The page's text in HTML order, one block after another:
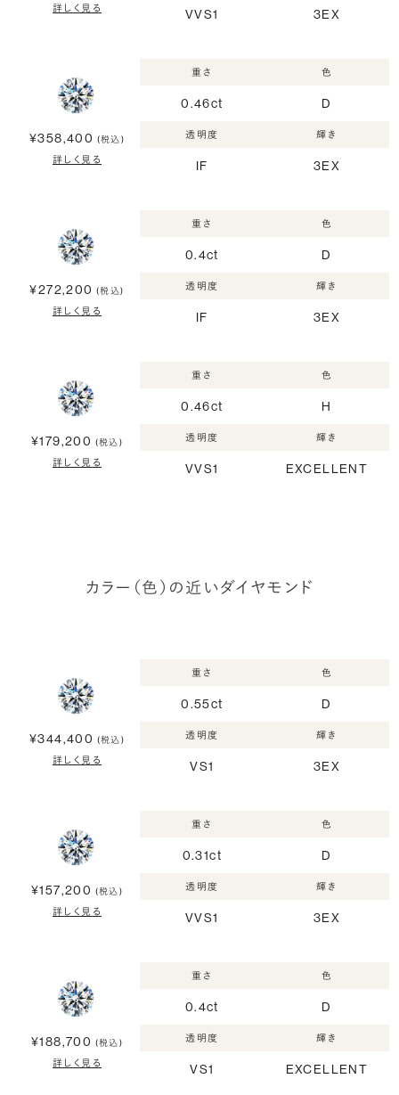
詳しく見る VVS1 3EX
¥358,400 (税込)
詳しく見る
重さ
0.46ct
色
D
透明度
IF
輝き
3EX
¥272,200 (税込)
詳しく見る
重さ
0.4ct
色
D
透明度
IF
輝き
3EX
¥179,200 (税込)
詳しく見る
重さ
0.46ct
色
H
透明度
VVS1
輝き
EXCELLENT
カラー（色）の近いダイヤモンド
¥344,400 (税込)
詳しく見る
重さ
0.55ct
色
D
透明度
VS1
輝き
3EX
¥157,200 (税込)
詳しく見る
重さ
0.31ct
色
D
透明度
VVS1
輝き
3EX
¥188,700 (税込)
詳しく見る
重さ
0.4ct
色
D
透明度
VS1
輝き
EXCELLENT